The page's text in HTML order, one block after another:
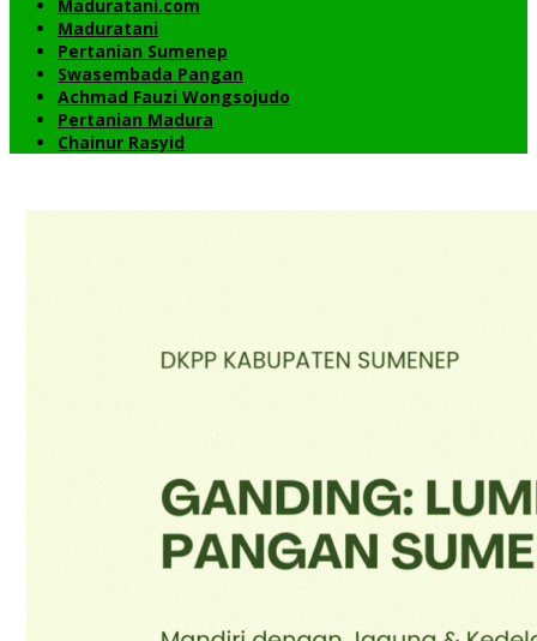
Maduratani.com
Maduratani
Pertanian Sumenep
Swasembada Pangan
Achmad Fauzi Wongsojudo
Pertanian Madura
Chainur Rasyid